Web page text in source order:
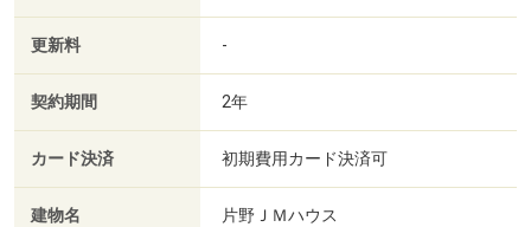
更新料 -
契約期間 2年
カード決済 初期費用カード決済可
建物名 片野ＪＭハウス